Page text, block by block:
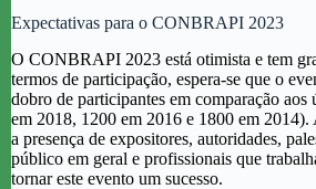
Expectativas para o CONBRAPI 2023
O CONBRAPI 2023 está otimista e tem
termos de participação, espera-se que o
dobro de participantes em comparação aos
em 2018, 1200 em 2016 e 1800 em
a presença de expositores, autoridades,
público em geral e profissionais que
tornar este evento um sucesso.